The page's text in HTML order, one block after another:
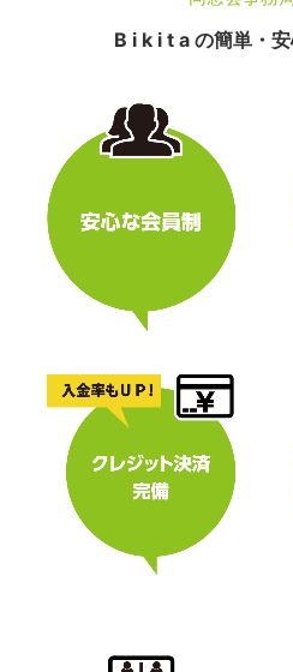
B i k i t a の簡単・